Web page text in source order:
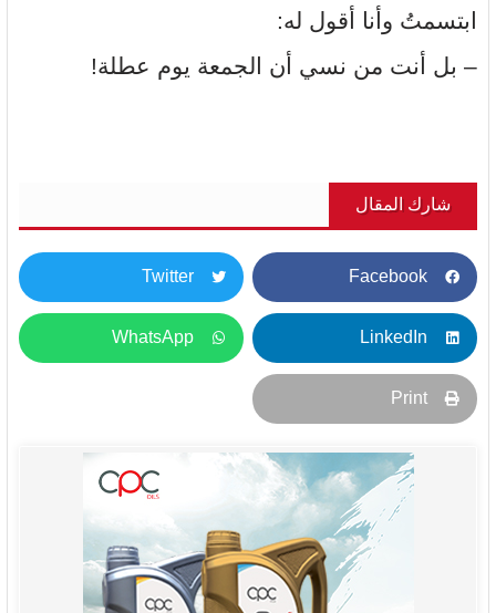
ابتسمتُ وأنا أقول له:
– بل أنت من نسي أن الجمعة يوم عطلة!
شارك المقال
Facebook
Twitter
LinkedIn
WhatsApp
Print